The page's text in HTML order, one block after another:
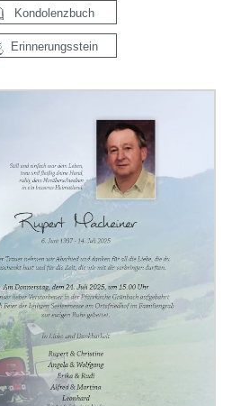
Kondolenzbuch
Erinnerungsstein